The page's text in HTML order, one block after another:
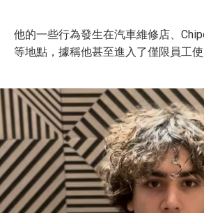
他的一些行為發生在汽車維修店、
等地點，據稱他甚至進入了僅限員工使